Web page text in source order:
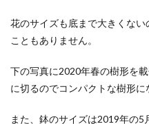
花のサイズも底まで大きくな
こともありません。
下の写真に2020年春の樹形を
に切るのでコンパクトな樹形に
また、鉢のサイズは2019年の5